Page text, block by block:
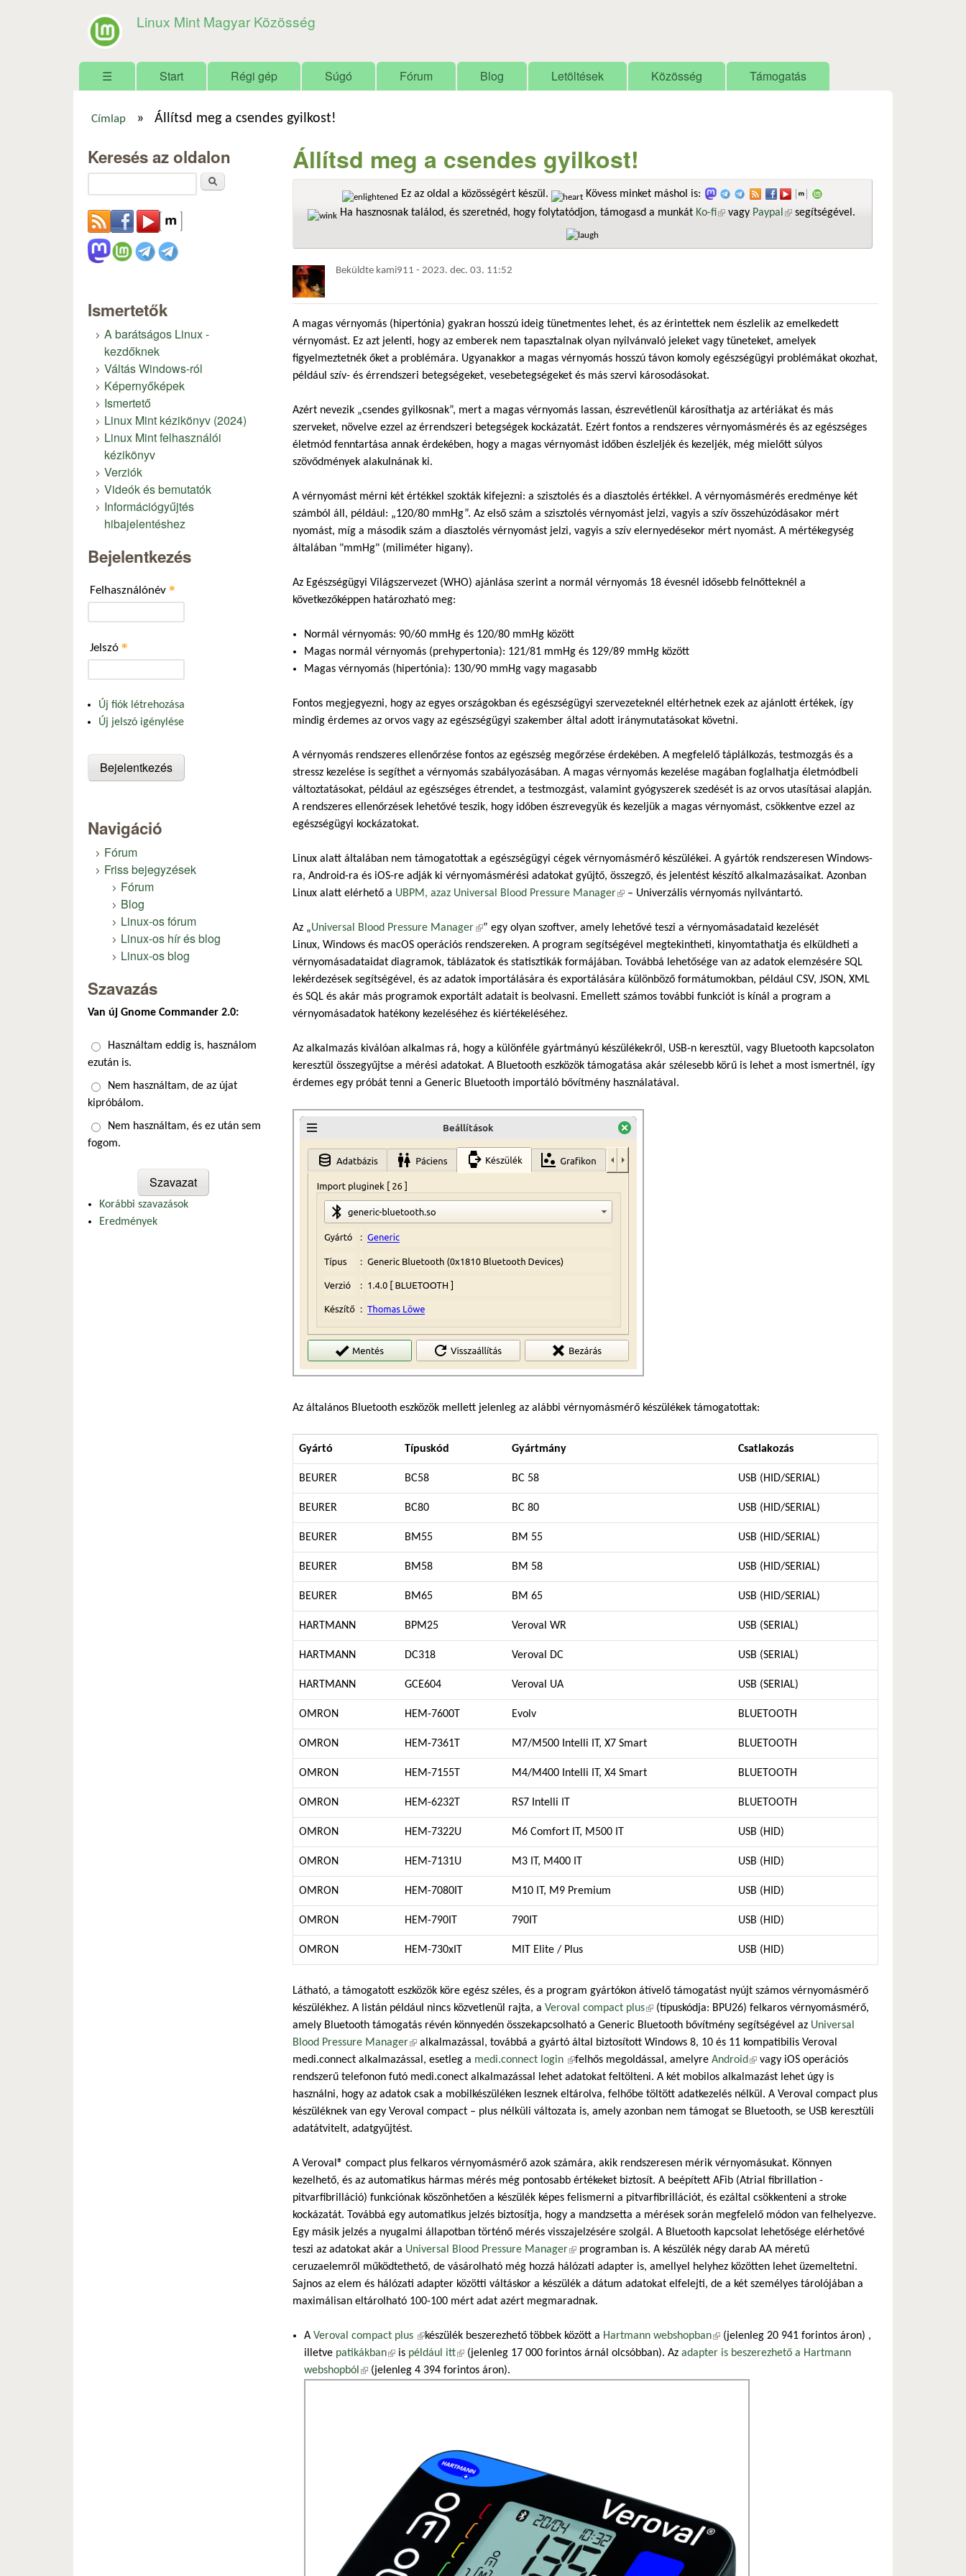
Linux Mint Magyar Közösség
Főmenü
☰ Start Régi gép Súgó Fórum Blog Letöltések Közösség Támogatás
Címlap » Állítsd meg a csendes gyilkost!
Állítsd meg a csendes gyilkost!
Ez az oldal a közösségért készül.
Kövess minket máshol is:
Ha hasznosnak találod, és szeretnéd, hogy folytatódjon, támogasd a munkát Ko-fi(külső hivatkozás)
vagy Paypal (külső hivatkozás)
segítségével.
Beküldte kami911 - 2023. dec. 03. 11:52
A magas vérnyomás (hipertónia) gyakran hosszú ideig tünetmentes lehet, és az érintettek nem észlelik az emelkedett
vérnyomást. Ez azt jelenti, hogy az emberek nem tapasztalnak olyan nyilvánvaló jeleket vagy tüneteket, amelyek
figyelmeztetnék őket a problémára. Ugyanakkor a magas vérnyomás hosszú távon komoly egészségügyi problémákat okozhat,
például szív- és érrendszeri betegségeket, vesebetegségeket és más szervi károsodásokat.
Azért nevezik „csendes gyilkosnak”, mert a magas vérnyomás lassan, észrevétlenül károsíthatja az artériákat és más
szerveket, növelve ezzel az érrendszeri betegségek kockázatát. Ezért fontos a rendszeres vérnyomásmérés és az egészséges
életmód fenntartása annak érdekében, hogy a magas vérnyomást időben észleljék és kezeljék, még mielőtt súlyos
szövődmények alakulnának ki.
A vérnyomást mérni két értékkel szokták kifejezni: a szisztolés és a diasztolés értékkel. A vérnyomásmérés eredménye két
számból áll, például: „120/80 mmHg”. Az első szám a szisztolés vérnyomást jelzi, vagyis a szív összehúzódásakor mért
nyomást, míg a második szám a diasztolés vérnyomást jelzi, vagyis a szív elernyedésekor mért nyomást. A mértékegység
általában "mmHg" (miliméter higany).
Az Egészségügyi Világszervezet (WHO) ajánlása szerint a normál vérnyomás 18 évesnél idősebb felnőtteknél a
következőképpen határozható meg:
Normál vérnyomás: 90/60 mmHg és 120/80 mmHg között
Magas normál vérnyomás (prehypertonia): 121/81 mmHg és 129/89 mmHg között
Magas vérnyomás (hipertónia): 130/90 mmHg vagy magasabb
Fontos megjegyezni, hogy az egyes országokban és egészségügyi szervezeteknél eltérhetnek ezek az ajánlott értékek, így
mindig érdemes az orvos vagy az egészségügyi szakember által adott iránymutatásokat követni.
A vérnyomás rendszeres ellenőrzése fontos az egészség megőrzése érdekében. A megfelelő táplálkozás, testmozgás és a
stressz kezelése is segíthet a vérnyomás szabályozásában. A magas vérnyomás kezelése magában foglalhatja életmódbeli
változtatásokat, például az egészséges étrendet, a testmozgást, valamint gyógyszerek szedését is az orvos utasításai alapján.
A rendszeres ellenőrzések lehetővé teszik, hogy időben észrevegyük és kezeljük a magas vérnyomást, csökkentve ezzel az
egészségügyi kockázatokat.
Linux alatt általában nem támogatottak a egészségügyi cégek vérnyomásmérő készülékei. A gyártók rendszeresen Windows-
ra, Android-ra és iOS-re adják ki vérnyomásmérési adatokat gyűjtő, összegző, és jelentést készítő alkalmazásaikat. Azonban
Linux alatt elérhető a UBPM, azaz Universal Blood Pressure Manager(külső hivatkozás)
– Univerzális vérnyomás nyilvántartó.
Az „Universal Blood Pressure Manager(külső hivatkozás)
” egy olyan szoftver, amely lehetővé teszi a vérnyomásadataid kezelését
Linux, Windows és macOS operációs rendszereken. A program segítségével megtekintheti, kinyomtathatja és elküldheti a
vérnyomásadataidat diagramok, táblázatok és statisztikák formájában. Továbbá lehetősége van az adatok elemzésére SQL
lekérdezések segítségével, és az adatok importálására és exportálására különböző formátumokban, például CSV, JSON, XML
és SQL és akár más programok exportált adatait is beolvasni. Emellett számos további funkciót is kínál a program a
vérnyomásadatok hatékony kezeléséhez és kiértékeléséhez.
Az alkalmazás kiválóan alkalmas rá, hogy a különféle gyártmányú készülékekről, USB-n keresztül, vagy Bluetooth kapcsolaton
keresztül összegyűjtse a mérési adatokat. A Bluetooth eszközök támogatása akár szélesebb körű is lehet a most ismertnél, így
érdemes egy próbát tenni a Generic Bluetooth importáló bővítmény használatával.
Az általános Bluetooth eszközök mellett jelenleg az alábbi vérnyomásmérő készülékek támogatottak:
Gyártó Típuskód Gyártmány Csatlakozás
BEURER BC58 BC 58 USB (HID/SERIAL)
BEURER BC80 BC 80 USB (HID/SERIAL)
BEURER BM55 BM 55 USB (HID/SERIAL)
BEURER BM58 BM 58 USB (HID/SERIAL)
BEURER BM65 BM 65 USB (HID/SERIAL)
HARTMANN BPM25 Veroval WR USB (SERIAL)
HARTMANN DC318 Veroval DC USB (SERIAL)
HARTMANN GCE604 Veroval UA USB (SERIAL)
OMRON HEM-7600T Evolv BLUETOOTH
OMRON HEM-7361T M7/M500 Intelli IT, X7 Smart BLUETOOTH
OMRON HEM-7155T M4/M400 Intelli IT, X4 Smart BLUETOOTH
OMRON HEM-6232T RS7 Intelli IT BLUETOOTH
OMRON HEM-7322U M6 Comfort IT, M500 IT USB (HID)
OMRON HEM-7131U M3 IT, M400 IT USB (HID)
OMRON HEM-7080IT M10 IT, M9 Premium USB (HID)
OMRON HEM-790IT 790IT USB (HID)
OMRON HEM-730xIT MIT Elite / Plus USB (HID)
Látható, a támogatott eszközök köre egész széles, és a program gyártókon átívelő támogatást nyújt számos vérnyomásmérő
készülékhez. A listán például nincs közvetlenül rajta, a Veroval compact plus(külső hivatkozás)
(típuskódja: BPU26) felkaros vérnyomásmérő,
amely Bluetooth támogatás révén könnyedén összekapcsolható a Generic Bluetooth bővítmény segítségével az Universal
Blood Pressure Manager(külső hivatkozás)
alkalmazással, továbbá a gyártó által biztosított Windows 8, 10 és 11 kompatibilis Veroval
medi.connect alkalmazással, esetleg a medi.connect login (külső hivatkozás)
felhős megoldással, amelyre Android (külső hivatkozás)
vagy iOS operációs
rendszerű telefonon futó medi.conect alkalmazással lehet adatokat feltölteni. A két mobilos alkalmazást lehet úgy is
használni, hogy az adatok csak a mobilkészüléken lesznek eltárolva, felhőbe töltött adatkezelés nélkül. A Veroval compact plus
készüléknek van egy Veroval compact – plus nélküli változata is, amely azonban nem támogat se Bluetooth, se USB keresztüli
adatátvitelt, adatgyűjtést.
A Veroval® compact plus felkaros vérnyomásmérő azok számára, akik rendszeresen mérik vérnyomásukat. Könnyen
kezelhető, és az automatikus hármas mérés még pontosabb értékeket biztosít. A beépített AFib (Atrial fibrillation -
pitvarfibrilláció) funkciónak köszönhetően a készülék képes felismerni a pitvarfibrillációt, és ezáltal csökkenteni a stroke
kockázatát. Továbbá egy automatikus jelzés biztosítja, hogy a mandzsetta a mérések során megfelelő módon van felhelyezve.
Egy másik jelzés a nyugalmi állapotban történő mérés visszajelzésére szolgál. A Bluetooth kapcsolat lehetősége elérhetővé
teszi az adatokat akár a Universal Blood Pressure Manager(külső hivatkozás)
programban is. A készülék négy darab AA méretű
ceruzaelemről működtethető, de vásárolható még hozzá hálózati adapter is, amellyel helyhez közötten lehet üzemeltetni.
Sajnos az elem és hálózati adapter közötti váltáskor a készülék a dátum adatokat elfelejti, de a két személyes tárolójában a
maximálisan eltárolható 100-100 mért adat azért megmaradnak.
A Veroval compact plus (külső hivatkozás)
készülék beszerezhető többek között a Hartmann webshopban(külső hivatkozás)
(jelenleg 20 941 forintos áron) ,
illetve patikákban(külső hivatkozás)
is például itt(külső hivatkozás)
(jelenleg 17 000 forintos árnál olcsóbban). Az adapter is beszerezhető a Hartmann
webshopból (külső hivatkozás)
(jelenleg 4 394 forintos áron).
Keresés az oldalon
Ismertetők
A barátságos Linux -
kezdőknek
Váltás Windows-ról
Képernyőképek
Ismertető
Linux Mint kézikönyv (2024)
Linux Mint felhasználói
kézikönyv
Verziók
Videók és bemutatók
Információgyűjtés
hibajelentéshez
Bejelentkezés
Felhasználónév *
Jelszó *
Új fiók létrehozása
Új jelszó igénylése
Navigáció
Fórum
Friss bejegyzések
Fórum
Blog
Linux-os fórum
Linux-os hír és blog
Linux-os blog
Szavazás
Van új Gnome Commander 2.0:
Választások
Használtam eddig is, használom
ezután is.
Nem használtam, de az újat
kipróbálom.
Nem használtam, és ez után sem
fogom.
Korábbi szavazások
Eredmények